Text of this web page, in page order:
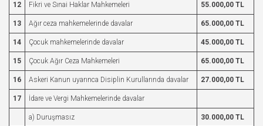
12 Fikri ve Sınai Haklar Mahkemeleri 55.000,00 TL
13 Ağır ceza mahkemelerinde davalar 65.000,00 TL
14 Çocuk mahkemelerinde davalar 45.000,00 TL
15 Çocuk Ağır Ceza Mahkemeleri 65.000,00 TL
16 Askeri Kanun uyarınca Disiplin Kurullarında davalar 27.000,00 TL
17 İdare ve Vergi Mahkemelerinde davalar
a) Duruşmasız 30.000,00 TL